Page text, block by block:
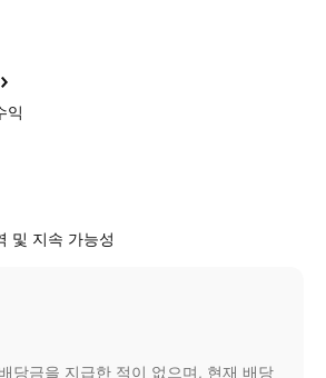
익
및 지속 가능성
당금을 지급한 적이 없으며, 현재 배당